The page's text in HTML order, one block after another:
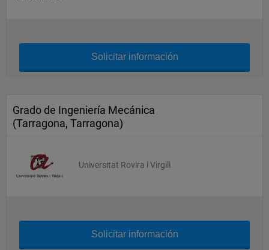
Solicitar información
Grado de Ingeniería Mecánica
(Tarragona, Tarragona)
Universitat Rovira i Virgili
Solicitar información